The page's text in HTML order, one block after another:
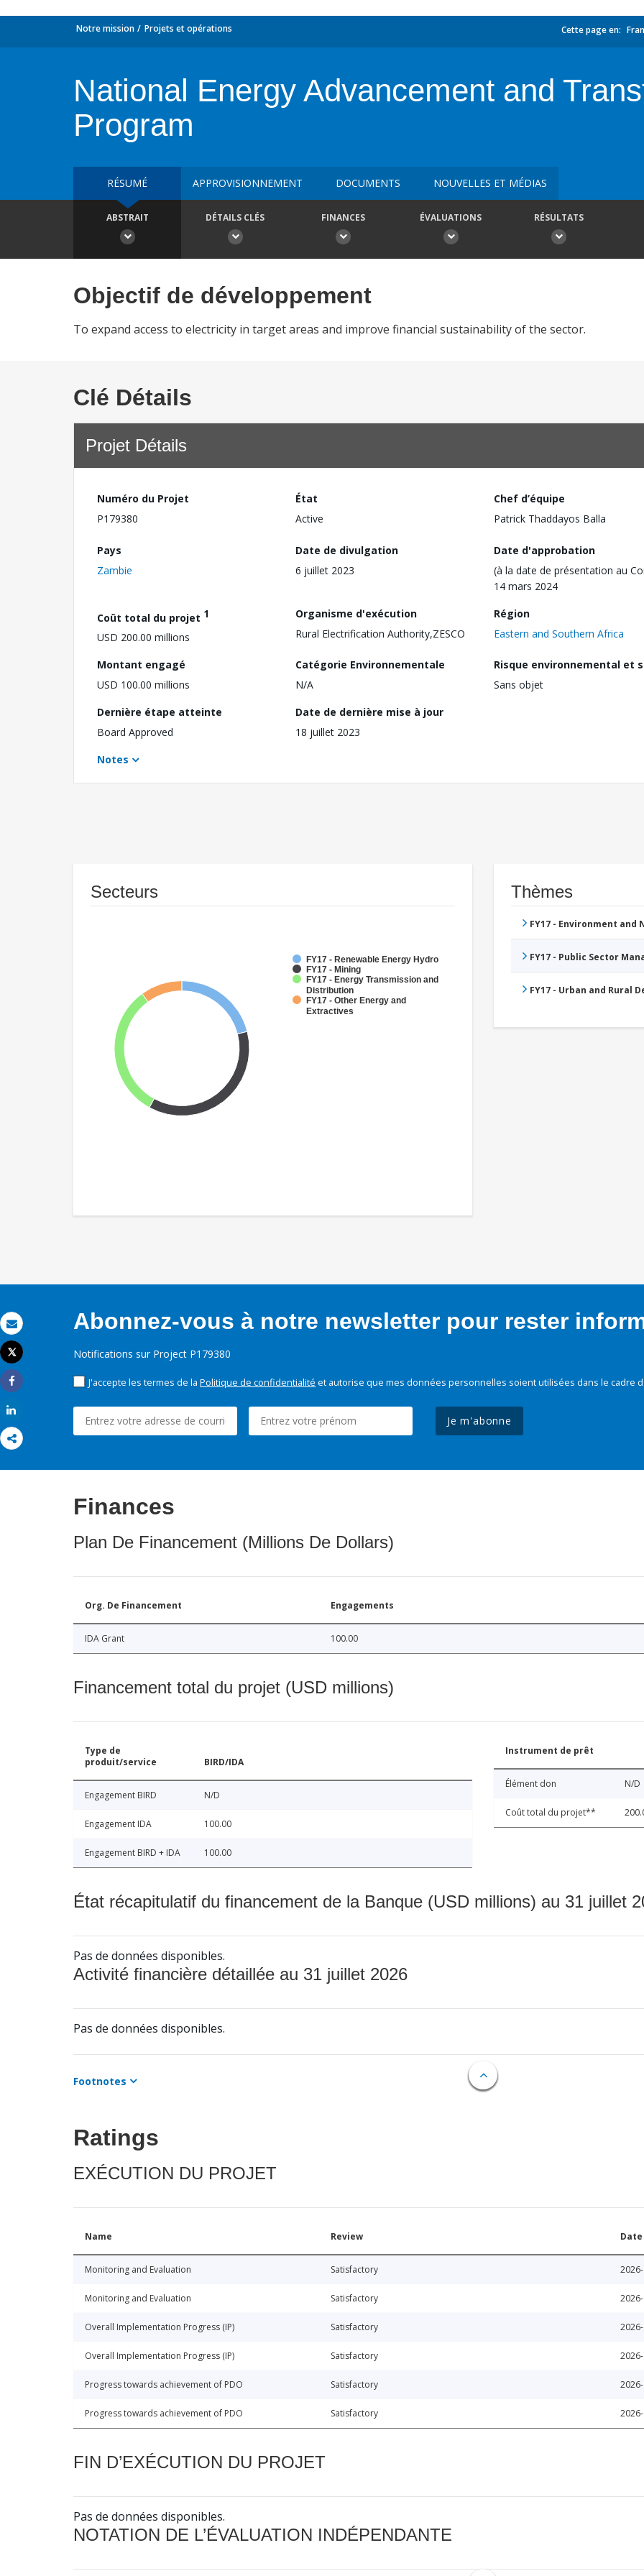
Email
Imprimer
Tweet
Share
Notre mission Projets et opérations Cette page en:
National Energy Advancement and
Program
RÉSUMÉ APPROVISIONNEMENT DOCUMENTS NOUVELLES ET MÉDIAS
ABSTRAIT DÉTAILS CLÉS FINANCES ÉVALUATIONS RÉSULTATS
Objectif de développement
To expand access to electricity in target areas and improve financial sustainability of the sector.
Clé Détails
Projet Détails
Numéro du Projet
P179380
État
Active
Chef d’équipe
Patrick Thaddayos Balla
Pays
Zambie
Date de divulgation
6 juillet 2023
Date d'approbation
(à la date de présentation au
14 mars 2024
Coût total du projet 1
USD 200.00 millions
Organisme d'exécution
Rural Electrification Authority,ZESCO
Région
Eastern and Southern Africa
Montant engagé
USD 100.00 millions
Catégorie Environnementale
N/A
Risque environnemental et
Sans objet
Dernière étape atteinte
Board Approved
Date de dernière mise à jour
18 juillet 2023
Notes
Secteurs
FY17 - Renewable Energy Hydro
FY17 - Mining
FY17 - Energy Transmission and
Distribution
FY17 - Other Energy and
Extractives
Thèmes
FY17 - Environment
FY17 - Public Sector
FY17 - Urban and Rural
Abonnez-vous à notre newsletter pour rester
Notifications sur Project P179380
J'accepte les termes de la Politique de confidentialité et autorise que mes données personnelles soient utilisées dans le cadre
Je m'abonne
Finances
Plan De Financement (Millions De Dollars)
Org. De Financement Engagements
IDA Grant 100.00
Financement total du projet (USD millions)
Type de
produit/service
BIRD/IDA
Engagement BIRD N/D
Engagement IDA 100.00
Engagement BIRD + IDA 100.00
Instrument de prêt
Élément don N/D
Coût total du projet**
État récapitulatif du financement de la Banque (USD millions) au 31 juillet
Pas de données disponibles.
Activité financière détaillée au 31 juillet 2026
Pas de données disponibles.
Footnotes
Ratings
EXÉCUTION DU PROJET
Name Review Date
Monitoring and Evaluation Satisfactory
Monitoring and Evaluation Satisfactory
Overall Implementation Progress (IP) Satisfactory
Overall Implementation Progress (IP) Satisfactory
Progress towards achievement of PDO Satisfactory
Progress towards achievement of PDO Satisfactory
FIN D’EXÉCUTION DU PROJET
Pas de données disponibles.
NOTATION DE L’ÉVALUATION INDÉPENDANTE